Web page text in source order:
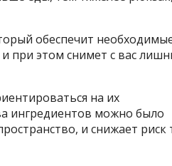
обеспечит
при этом снимет с вас
на их
ингредиентов можно было
и снижает риск